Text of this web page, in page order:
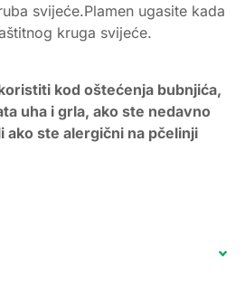
svijeće.Plamen ugasite kada
kruga svijeće.
kod oštećenja bubnjića,
uha i grla, ako ste nedavno
ako ste alergični na pčelinji